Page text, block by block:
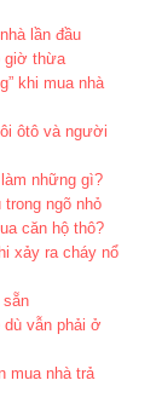
lần đầu
giờ thừa
khi mua nhà
ôtô và người
những gì?
ngõ nhỏ
căn hộ thô?
xảy ra cháy nổ
sẵn
dù vẫn phải ở
mua nhà trả